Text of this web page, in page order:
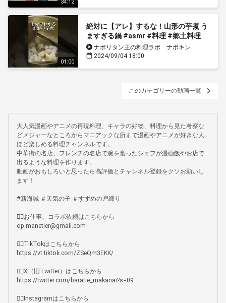
34:12
01:00
絶対に【アレ】するな！山形の芋煮 う
ますぎる鍋 #asmr #料理 #郷土料理
ナポリタン王の料理ラボ ナポキン
2024/09/04 18:00
このカテゴリーの動画一覧
大人気漫画やアニメの再現料理、キャラの好物、料理から見た考察な
どメジャーなところからマニアックな所まで漫画やアニメが好きな人
ほど楽しめる料理チャンネルです。
中華街の名店、フレンチの名店で腕を奮ったシェフが漫画飯やお店で
出るような料理を作ります。
動画がおもしろいと思ったら高評価とチャンネル登録をクソお願いし
ます！
#新海誠 ＃天気の子 ＃すずめの戸締り
🏴‍☠️お仕事、コラボ依頼はこちらから
op.manetier@gmail.com
🏴‍☠️TikTokはこちらから
https://vt.tiktok.com/ZSeQm3EKK/
🏴‍☠️X（旧Twitter）はこちらから
https://twitter.com/baratie_makanai?s=09
🏴‍☠️Instagramはこちらから